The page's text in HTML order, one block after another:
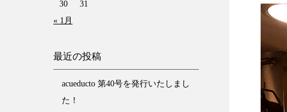
« 1月
30
31
最近の投稿
acueducto 第40号を発行いたしまし
た！